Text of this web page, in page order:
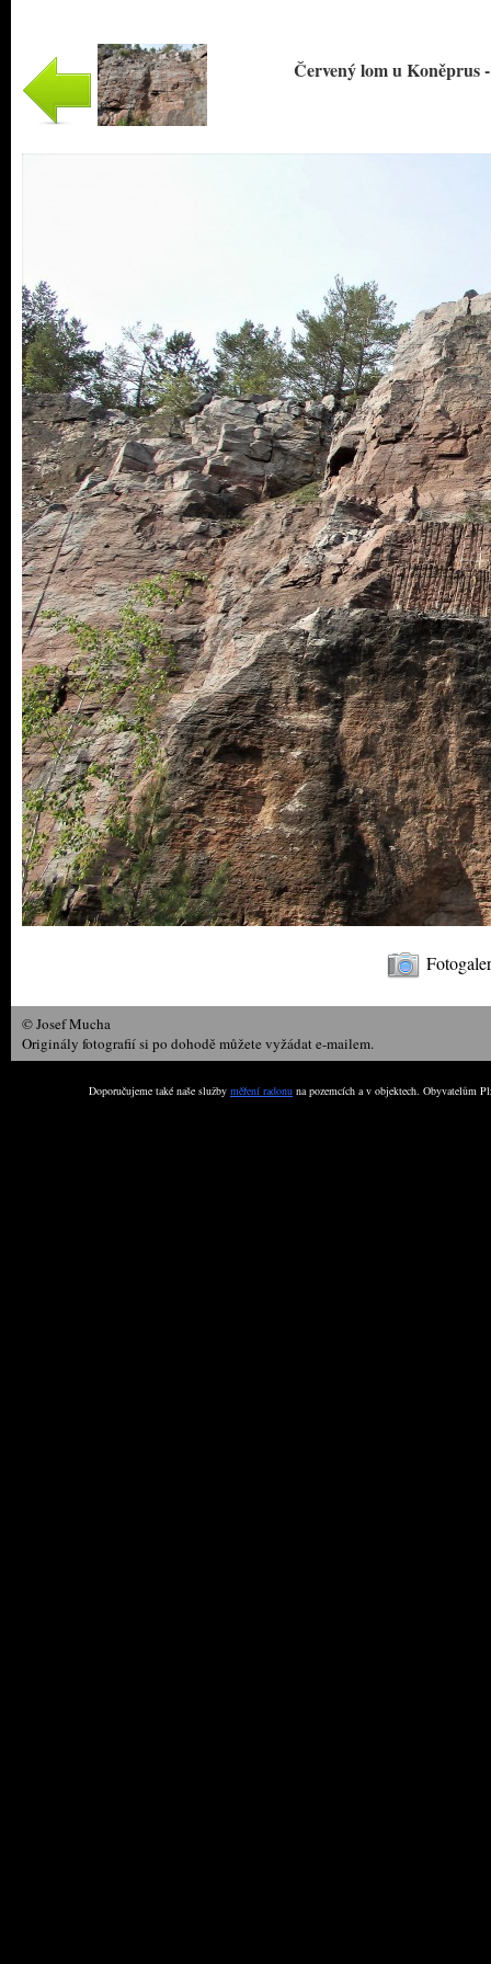
Červený lom u Koněprus
© Josef Mucha
Originály fotografií si po dohodě můžete vyžádat e-mailem.
Doporučujeme také naše služby měření radonu na pozemcích a v objektech. Obyvatelům